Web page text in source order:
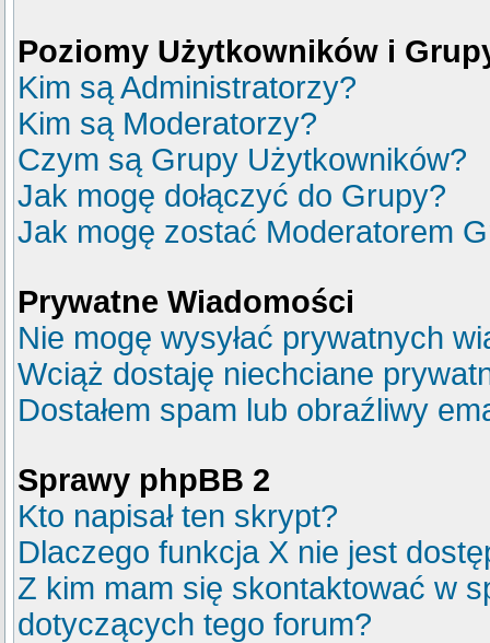
Poziomy Użytkowników i
Kim są Administratorzy?
Kim są Moderatorzy?
Czym są Grupy Użytkowników?
Jak mogę dołączyć do Grupy?
Jak mogę zostać Moderatorem
Prywatne Wiadomości
Nie mogę wysyłać prywatnych
Wciąż dostaję niechciane
Dostałem spam lub obraźliwy
Sprawy phpBB 2
Kto napisał ten skrypt?
Dlaczego funkcja X nie jest
Z kim mam się skontaktować w
dotyczących tego forum?